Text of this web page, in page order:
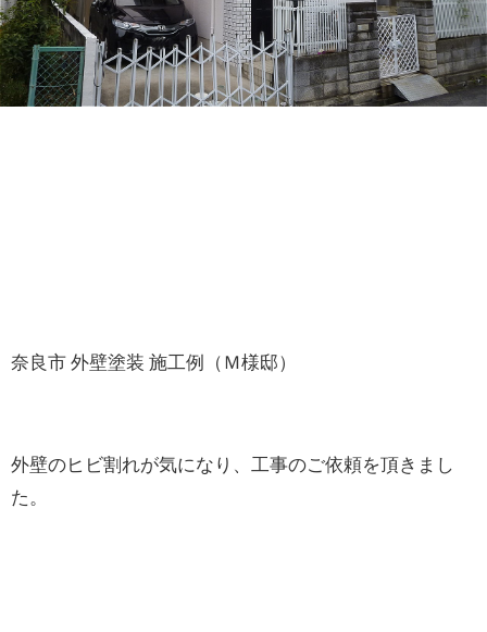
奈良市 外壁塗装 施工例（Ｍ様邸）
外壁のヒビ割れが気になり、工事のご依頼を頂きまし
た。